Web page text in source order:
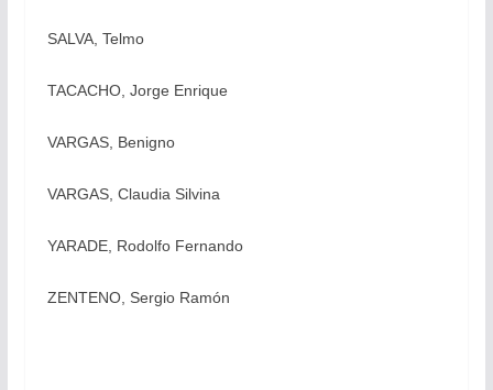
SALVA, Telmo
TACACHO, Jorge Enrique
VARGAS, Benigno
VARGAS, Claudia Silvina
YARADE, Rodolfo Fernando
ZENTENO, Sergio Ramón